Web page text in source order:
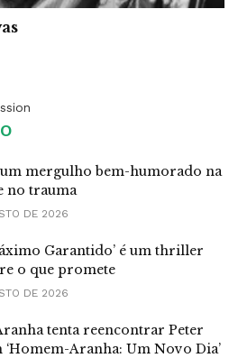
um mergulho bem-humorado na
no trauma
DE 2026
Garantido’ é um thriller
o que promete
DE 2026
tenta reencontrar Peter
‘Homem-Aranha: Um Novo Dia’